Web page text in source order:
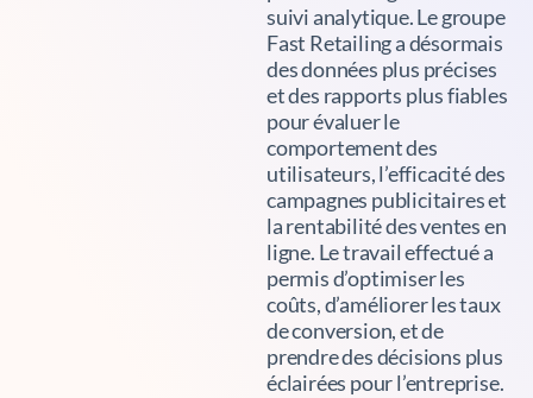
suivi analytique. Le groupe
Fast Retailing a désormais
des données plus précises
et des rapports plus fiables
pour évaluer le
comportement des
utilisateurs, l’efficacité des
campagnes publicitaires et
la rentabilité des ventes en
ligne. Le travail effectué a
permis d’optimiser les
coûts, d’améliorer les taux
de conversion, et de
prendre des décisions plus
éclairées pour l’entreprise.